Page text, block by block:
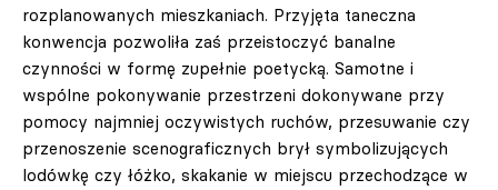
rozplanowanych mieszkaniach. Przyjęta taneczna
konwencja pozwoliła zaś przeistoczyć banalne
czynności w formę zupełnie poetycką. Samotne i
wspólne pokonywanie przestrzeni dokonywane przy
pomocy najmniej oczywistych ruchów, przesuwanie czy
przenoszenie scenograficznych brył symbolizujących
lodówkę czy łóżko, skakanie w miejscu przechodzące w